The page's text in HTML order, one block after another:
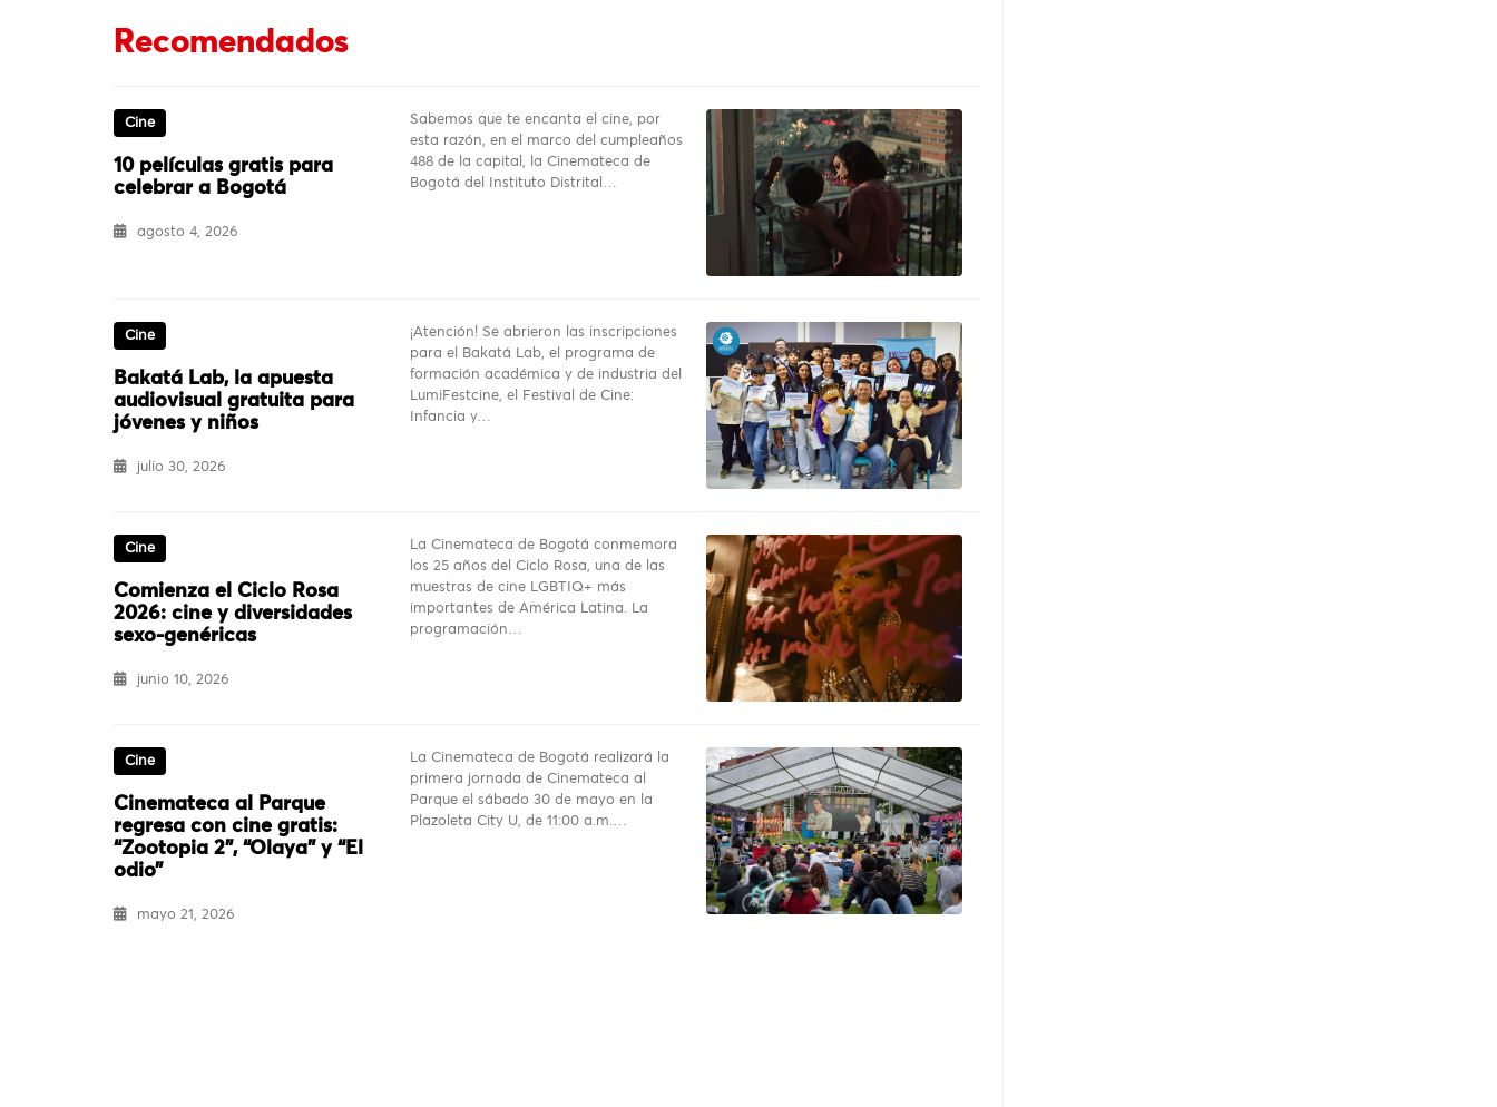
Recomendados
Cine
10 películas gratis para
celebrar a Bogotá
agosto 4, 2026
Sabemos que te encanta el cine, por
esta razón, en el marco del cumpleaños
488 de la capital, la Cinemateca de
Bogotá del Instituto Distrital…
Cine
Bakatá Lab, la apuesta
audiovisual gratuita para
jóvenes y niños
julio 30, 2026
¡Atención! Se abrieron las inscripciones
para el Bakatá Lab, el programa de
formación académica y de industria del
LumiFestcine, el Festival de Cine:
Infancia y…
Cine
Comienza el Ciclo Rosa
2026: cine y diversidades
sexo-genéricas
junio 10, 2026
La Cinemateca de Bogotá conmemora
los 25 años del Ciclo Rosa, una de las
muestras de cine LGBTIQ+ más
importantes de América Latina. La
programación…
Cine
Cinemateca al Parque
regresa con cine gratis:
“Zootopia 2”, “Olaya” y “El
odio”
mayo 21, 2026
La Cinemateca de Bogotá realizará la
primera jornada de Cinemateca al
Parque el sábado 30 de mayo en la
Plazoleta City U, de 11:00 a.m.…